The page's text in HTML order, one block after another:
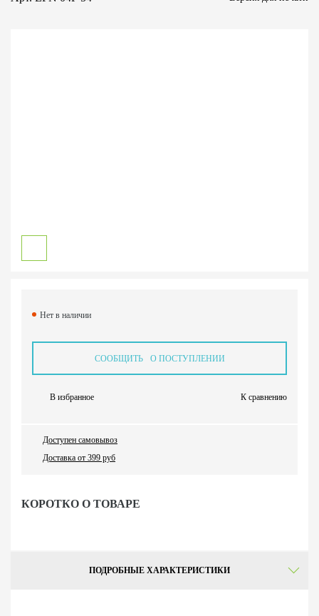
КОРОТКО О ТОВАРЕ
Нет в наличии
СООБЩИТЬ О ПОСТУПЛЕНИИ
В избранное К сравнению
Доступен самовывоз
Доставка от 399 руб
ПОДРОБНЫЕ ХАРАКТЕРИСТИКИ